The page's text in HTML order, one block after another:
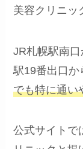
美容クリニッ
JR札幌駅南
駅19番出口
でも特に通い
公式サイトで